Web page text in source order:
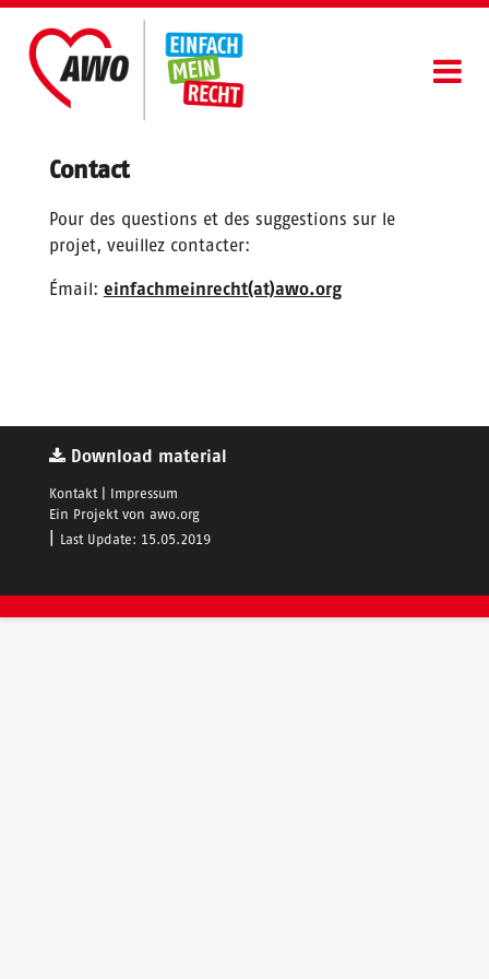
Aller
contenu
principal
Main
Conseils
Rester
Faire partie de la société
Français
Contact
Pour des questions et des suggestions sur le
projet, veuillez contacter:
Émail: einfachmeinrecht(at)awo.org
Download material
Footer
Kontakt
Impressum
Ein Projekt von awo.org
Last Update: 15.05.2019